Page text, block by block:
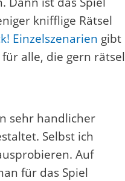
knifflige Rätsel
Einzelszenarien gibt
alle, die gern
sehr handlicher
Selbst ich
Auf
für das Spiel